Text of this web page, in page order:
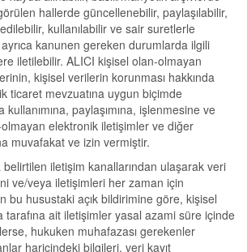
hallerde güncellenebilir, paylaşılabilir,
kullanılabilir ve sair suretlerle
kanunen gereken durumlarda ilgili
iletilebilir. ALICI kişisel olan-olmayan
kişisel verilerin korunması hakkında
ticaret mevzuatına uygun biçimde
paylaşımına, işlenmesine ve
elektronik iletişimler ve diğer
muvafakat ve izin vermiştir.
belirtilen iletişim kanallarından ulaşarak veri
ve/veya iletişimleri her zaman için
bu husustaki açık bildirimine göre, kişisel
tarafına ait iletişimler yasal azami süre içinde
hukuken muhafazası gerekenler
haricindeki bilgileri, veri kayıt